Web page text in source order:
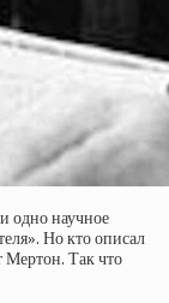
одно научное
Но кто описал
Мертон. Так что